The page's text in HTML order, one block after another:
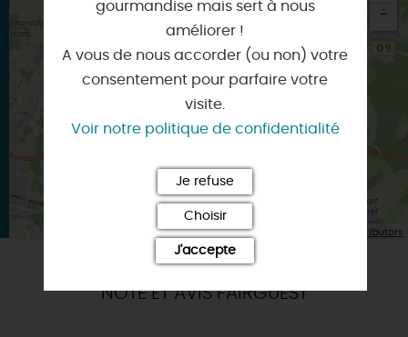
×
Itinéraire vers
-
Leaflet| Map data © OpenStreetMap contributors
NOTE ET AVIS FAIRGUEST
gourmandise mais sert à nous
améliorer !
A vous de nous accorder (ou non) votre
consentement pour parfaire votre
visite.
Voir notre politique de confidentialité
Je refuse
Choisir
J'accepte